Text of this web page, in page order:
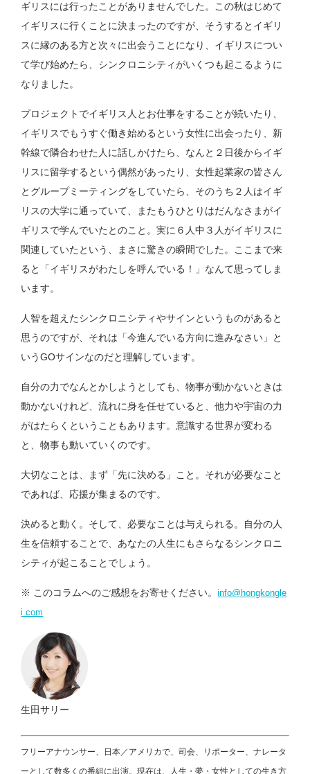
ギリスには行ったことがありませんでした。この秋はじめて
イギリスに行くことに決まったのですが、そうするとイギリ
スに縁のある方と次々に出会うことになり、イギリスについ
て学び始めたら、シンクロニシティがいくつも起こるように
なりました。
プロジェクトでイギリス人とお仕事をすることが続いたり、
イギリスでもうすぐ働き始めるという女性に出会ったり、新
幹線で隣合わせた人に話しかけたら、なんと２日後からイギ
リスに留学するという偶然があったり、女性起業家の皆さん
とグループミーティングをしていたら、そのうち２人はイギ
リスの大学に通っていて、またもうひとりはだんなさまがイ
ギリスで学んでいたとのこと。実に６人中３人がイギリスに
関連していたという、まさに驚きの瞬間でした。ここまで来
ると「イギリスがわたしを呼んでいる！」なんて思ってしま
います。
人智を超えたシンクロニシティやサインというものがあると
思うのですが、それは「今進んでいる方向に進みなさい」と
いうGOサインなのだと理解しています。
自分の力でなんとかしようとしても、物事が動かないときは
動かないけれど、流れに身を任せていると、他力や宇宙の力
がはたらくということもあります。意識する世界が変わる
と、物事も動いていくのです。
大切なことは、まず「先に決める」こと。それが必要なこと
であれば、応援が集まるのです。
決めると動く。そして、必要なことは与えられる。自分の人
生を信頼することで、あなたの人生にもさらなるシンクロニ
シティが起こることでしょう。
※ このコラムへのご感想をお寄せください。info@hongkongle
i.com
生田サリー
フリーアナウンサー、日本／アメリカで、司会、リポーター、ナレータ
ーとして数多くの番組に出演。現在は、人生・夢・女性としての生き方